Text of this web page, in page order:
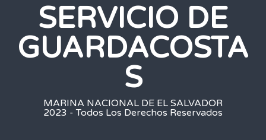
SERVICIO DE
GUARDACOSTA
S
MARINA NACIONAL DE EL SALVADOR
2023 - Todos Los Derechos Reservados